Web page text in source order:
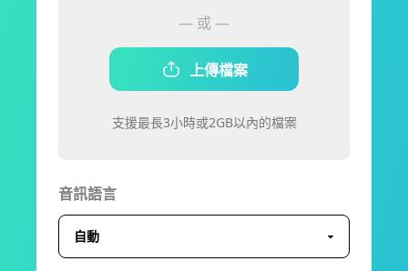
— 或 —
上傳檔案
支援最長3小時或2GB以內的檔案
音訊語言